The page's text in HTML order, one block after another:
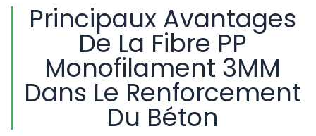
Principaux Avantages
De La Fibre PP
Monofilament 3MM
Dans Le Renforcement
Du Béton